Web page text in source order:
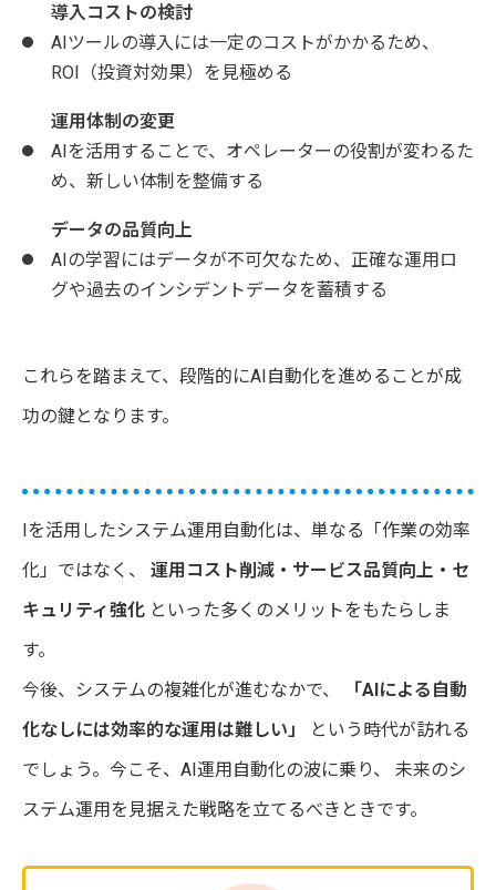
導入コストの検討
AIツールの導入には一定のコストがかかるため、
ROI（投資対効果）を見極める
運用体制の変更
AIを活用することで、オペレーターの役割が変わるた
め、新しい体制を整備する
データの品質向上
AIの学習にはデータが不可欠なため、正確な運用ロ
グや過去のインシデントデータを蓄積する
これらを踏まえて、段階的にAI自動化を進めることが成
功の鍵となります。
Iを活用したシステム運用自動化は、単なる「作業の効率
化」ではなく、 運用コスト削減・サービス品質向上・セ
キュリティ強化 といった多くのメリットをもたらしま
す。
今後、システムの複雑化が進むなかで、
「AIによる自動
化なしには効率的な運用は難しい」
という時代が訪れる
でしょう。今こそ、AI運用自動化の波に乗り、 未来のシ
ステム運用を見据えた戦略を立てるべきときです。